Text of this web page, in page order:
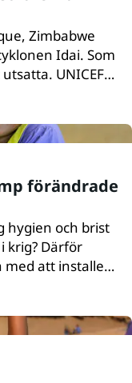
Zimbabwe
Idai. Som
UNICEF
barnen och
förändrade
hygien och brist
krig? Därför
med att installera
och
hjälp av
lösning